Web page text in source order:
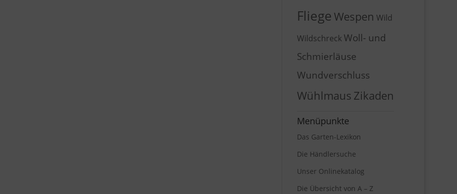
Fliege Wespen Wild
WildschreckWoll- und
Schmierläuse
Wundverschluss
Wühlmaus Zikaden
Menüpunkte
Das Garten-Lexikon
Die Händlersuche
Unser Onlinekatalog
Die Übersicht von A – Z